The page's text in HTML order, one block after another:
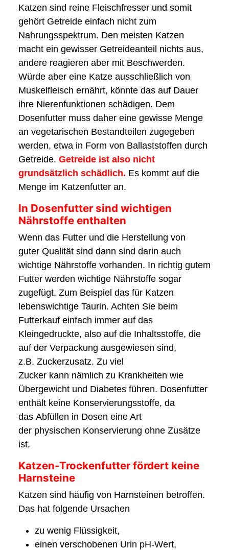
Katzen sind reine Fleischfresser und somit
gehört Getreide einfach nicht zum
Nahrungsspektrum. Den meisten Katzen
macht ein gewisser Getreideanteil nichts aus,
andere reagieren aber mit Beschwerden.
Würde aber eine Katze ausschließlich von
Muskelfleisch ernährt, könnte das auf Dauer
ihre Nierenfunktionen schädigen. Dem
Dosenfutter muss daher eine gewisse Menge
an vegetarischen Bestandteilen zugegeben
werden, etwa in Form von Ballaststoffen durch
Getreide. Getreide ist also nicht
grundsätzlich schädlich. Es kommt auf die
Menge im Katzenfutter an.
In Dosenfutter sind wichtigen
Nährstoffe enthalten
Wenn das Futter und die Herstellung von
guter Qualität sind dann sind darin auch
wichtige Nährstoffe vorhanden. In richtig gutem
Futter werden wichtige Nährstoffe sogar
zugefügt. Zum Beispiel das für Katzen
lebenswichtige Taurin. Achten Sie beim
Futterkauf einfach immer auf das
Kleingedruckte, also auf die Inhaltsstoffe, die
auf der Verpackung ausgewiesen sind,
z.B. Zuckerzusatz. Zu viel
Zucker kann nämlich zu Krankheiten wie
Übergewicht und Diabetes führen. Dosenfutter
enthält keine Konservierungsstoffe, da
das Abfüllen in Dosen eine Art
der physischen Konservierung ohne Zusätze
ist.
Katzen-Trockenfutter fördert keine
Harnsteine
Katzen sind häufig von Harnsteinen betroffen.
Das hat folgende Ursachen
zu wenig Flüssigkeit,
einen verschobenen Urin pH-Wert,